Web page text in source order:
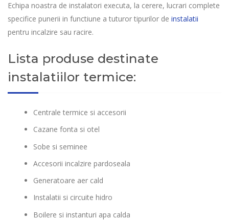
Echipa noastra de instalatori executa, la cerere, lucrari complete
specifice punerii in functiune a tuturor tipurilor de instalatii
pentru incalzire sau racire.
Lista produse destinate
instalatiilor termice:
Centrale termice si accesorii
Cazane fonta si otel
Sobe si seminee
Accesorii incalzire pardoseala
Generatoare aer cald
Instalatii si circuite hidro
Boilere si instanturi apa calda